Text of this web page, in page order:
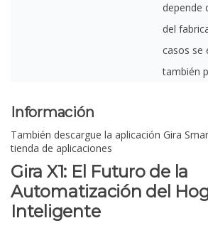
depende
del
casos se
también
Información
También descargue la aplicación Gira
tienda de aplicaciones
Gira X1: El Futuro de la
Automatización del
Inteligente